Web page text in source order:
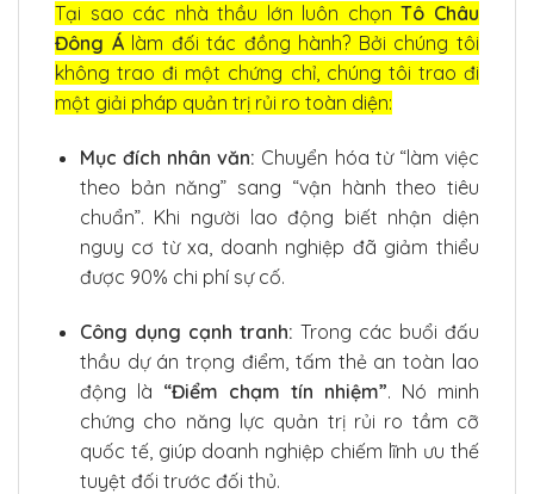
Tại sao các nhà thầu lớn luôn chọnTô Châu
Đông Álàm đối tác đồng hành? Bởi chúng tôi
không trao đi một chứng chỉ, chúng tôi trao đi
một giải pháp quản trị rủi ro toàn diện:
Mục đích nhân văn: Chuyển hóa từ “làm việc
theo bản năng” sang “vận hành theo tiêu
chuẩn”. Khi người lao động biết nhận diện
nguy cơ từ xa, doanh nghiệp đã giảm thiểu
được 90% chi phí sự cố.
Công dụng cạnh tranh: Trong các buổi đấu
thầu dự án trọng điểm, tấm thẻ an toàn lao
động là “Điểm chạm tín nhiệm”. Nó minh
chứng cho năng lực quản trị rủi ro tầm cỡ
quốc tế, giúp doanh nghiệp chiếm lĩnh ưu thế
tuyệt đối trước đối thủ.